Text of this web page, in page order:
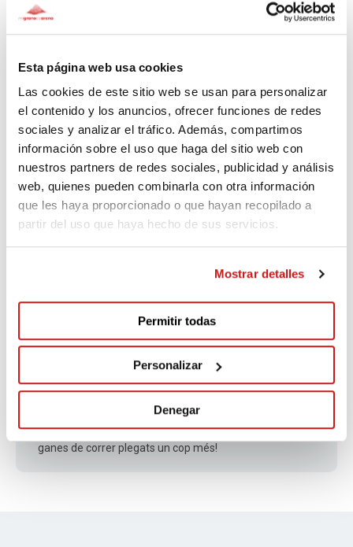
Esta página web usa cookies
Las cookies de este sitio web se usan para personalizar
el contenido y los anuncios, ofrecer funciones de redes
sociales y analizar el tráfico. Además, compartimos
información sobre el uso que haga del sitio web con
nuestros partners de redes sociales, publicidad y análisis
web, quienes pueden combinarla con otra información
que les haya proporcionado o que hayan recopilado a
partir del uso que haya hecho de sus servicios.
Mostrar detalles
Permitir todas
Personalizar
Denegar
100€ Fa 518 dies
Comentaris (2)
Barbara
Fa 511 dies
Albert
Fa 518 dies
Pablo! Ets un crack! Ens veiem el 16 a Barcelona! Amb
ganes de correr plegats un cop més!